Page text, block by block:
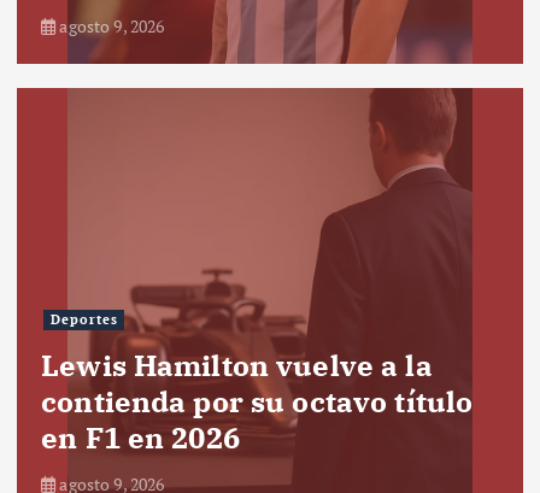
agosto 9, 2026
Deportes
Lewis Hamilton vuelve a la
contienda por su octavo título
en F1 en 2026
agosto 9, 2026